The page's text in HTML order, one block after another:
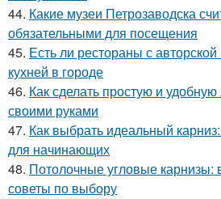
44. Какие музеи Петрозаводска
обязательными для посещения
45. Есть ли рестораны с
кухней в городе
46. Как сделать простую и
своими руками
47. Как выбрать идеальный
для начинающих
48. Потолочные угловые карнизы:
советы по выбору